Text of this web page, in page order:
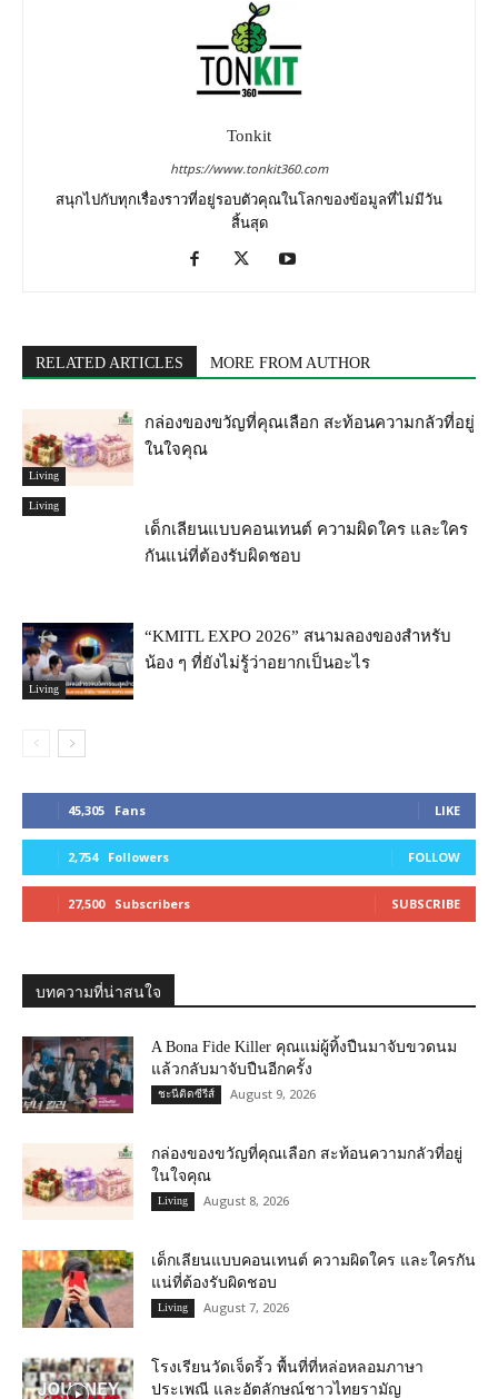
Tonkit
https://www.tonkit360.com
สนุกไปกับทุกเรื่องราวที่อยู่รอบตัวคุณในโลกของข้อมูลที่ไม่มีวัน
สิ้นสุด
RELATED ARTICLES MORE FROM AUTHOR
Living
กล่องของขวัญที่คุณเลือก สะท้อนความกลัวที่อยู่
ในใจคุณ
Living
เด็กเลียนแบบคอนเทนต์ ความผิดใคร และใคร
กันแน่ที่ต้องรับผิดชอบ
Living
“KMITL EXPO 2026” สนามลองของสำหรับ
น้อง ๆ ที่ยังไม่รู้ว่าอยากเป็นอะไร
45,305 Fans LIKE
2,754 Followers FOLLOW
27,500 Subscribers SUBSCRIBE
บทความที่น่าสนใจ
A Bona Fide Killer คุณแม่ผู้ทิ้งปืนมาจับขวดนม
แล้วกลับมาจับปืนอีกครั้ง
ชะนีติดซีรีส์ August 9, 2026
กล่องของขวัญที่คุณเลือก สะท้อนความกลัวที่อยู่
ในใจคุณ
Living August 8, 2026
เด็กเลียนแบบคอนเทนต์ ความผิดใคร และใครกัน
แน่ที่ต้องรับผิดชอบ
Living August 7, 2026
โรงเรียนวัดเจ็ดริ้ว พื้นที่ที่หล่อหลอมภาษา
ประเพณี และอัตลักษณ์ชาวไทยรามัญ